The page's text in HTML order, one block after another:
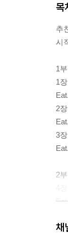
목
추
시
1
1
2
3
2
채